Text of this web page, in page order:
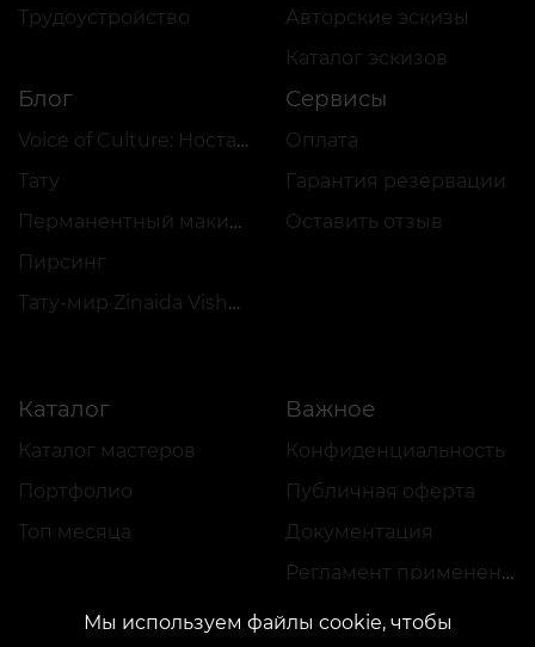
Трудоустройство
Авторские эскизы
Каталог эскизов
Блог
Voice of Culture: Ностальгия по 2000-м
Тату
Перманентный макияж
Пирсинг
Тату-мир Zinaida Vishenka
Сервисы
Оплата
Гарантия резервации
Оставить отзыв
Каталог
Каталог мастеров
Портфолио
Топ месяца
Важное
Конфиденциальность
Публичная оферта
Документация
Регламент применения акций
Мы используем файлы cookie, чтобы